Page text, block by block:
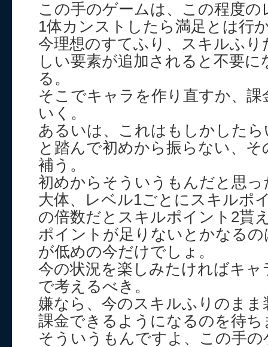
この手のゲームは、この程度
1体カンストしたら満足とは行
今理想のすてふり、スキルふ
しい要素が追加されると不要
る。
そこでキャラを作り直すか、
いく。
あるいは、これはもしかした
と踏んで初めから振らない、
補う。
初めからそういうもんだと思っ
大体、レベル1ごとにスキルポ
の倍数だとスキルポイント2貰
ポイントが足りないとかなる
が低めの今だけでしょ。
今の状況を楽しみたければキャ
で考えるべき。
嫌なら、今のスキルふりのま
課金できるようになるのを待ち
そういうもんですよ、この手の